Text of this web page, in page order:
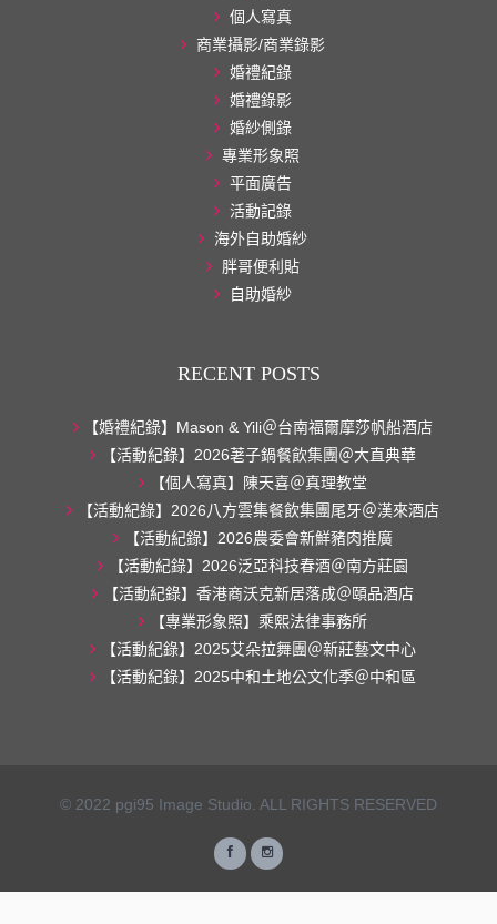
個人寫真
商業攝影/商業錄影
婚禮紀錄
婚禮錄影
婚紗側錄
專業形象照
平面廣告
活動記錄
海外自助婚紗
胖哥便利貼
自助婚紗
RECENT POSTS
【婚禮紀錄】Mason & Yili＠台南福爾摩莎帆船酒店
【活動紀錄】2026荖子鍋餐飲集團＠大直典華
【個人寫真】陳天喜＠真理教堂
【活動紀錄】2026八方雲集餐飲集團尾牙＠漢來酒店
【活動紀錄】2026農委會新鮮豬肉推廣
【活動紀錄】2026泛亞科技春酒＠南方莊園
【活動紀錄】香港商沃克新居落成＠頤品酒店
【專業形象照】乘熙法律事務所
【活動紀錄】2025艾朵拉舞團＠新莊藝文中心
【活動紀錄】2025中和土地公文化季＠中和區
© 2022 pgi95 Image Studio. ALL RIGHTS RESERVED